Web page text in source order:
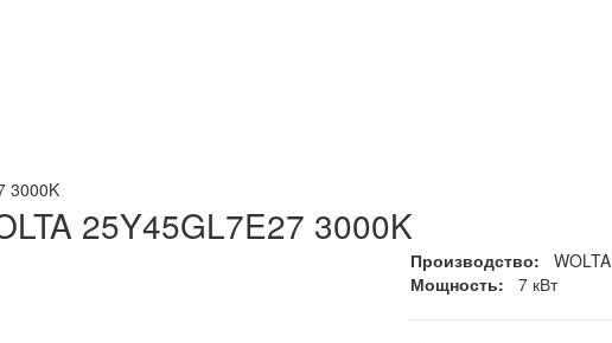
3000K
25Y45GL7E27 3000K
Производство:
WOLTA
Мощность:
7 кВт